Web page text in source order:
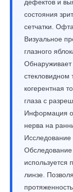
дефектов и
состояния
сетчатки.
Визуальное
глазного
Обнаруживает
стекловидном
когерентная
глаза с
Информация о
нерва на
используется
линзе.